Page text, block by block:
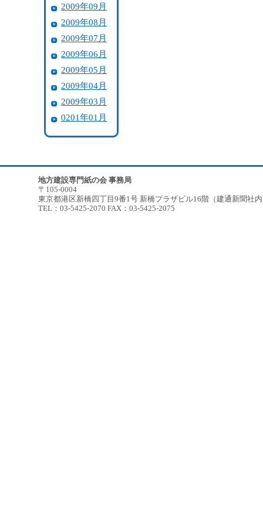
2009年09月
2009年08月
2009年07月
2009年06月
2009年05月
2009年04月
2009年03月
0201年01月
地方建設専門紙の会 事務局
〒105-0004
東京都港区新橋四丁目9番1号 新橋プラザビル16階（建通新聞社
TEL：03-5425-2070 FAX：03-5425-2075